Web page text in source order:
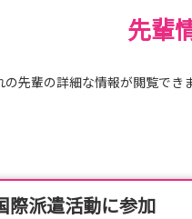
先輩
先輩の詳細な情報が閲覧できま
際派遣活動に参加